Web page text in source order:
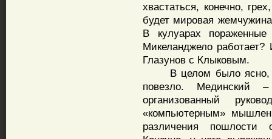
хвастаться, конечно,
будет мировая
В кулуарах
Микеланджело
Глазунов с Клыковым.
В целом было ясно,
повезло. Мединский –
организованный
«компьютерным»
различения пошлости